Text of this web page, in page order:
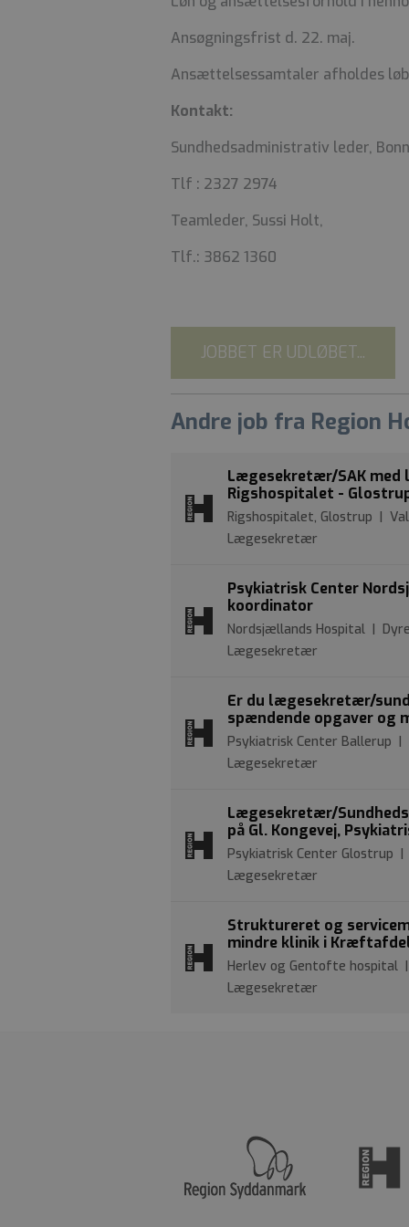
Ansøgningsfrist d. 22. maj.
Ansættelsessamtaler afholdes
Kontakt:
Sundhedsadministrativ leder,
Tlf : 2327 2974
Teamleder, Sussi Holt,
Tlf.: 3862 1360
JOBBET ER UDLØBET...
Andre job fra Region
Lægesekretær/SAK
Rigshospitalet -
Rigshospitalet, Glostrup |
Lægesekretær
Psykiatrisk Center
koordinator
Nordsjællands Hospital |
Lægesekretær
Er du lægesekretær/
spændende opgaver og
Psykiatrisk Center Ballerup
Lægesekretær
Lægesekretær/
på Gl. Kongevej,
Psykiatrisk Center Glostrup
Lægesekretær
Struktureret og
mindre klinik i
Herlev og Gentofte hospital
Lægesekretær